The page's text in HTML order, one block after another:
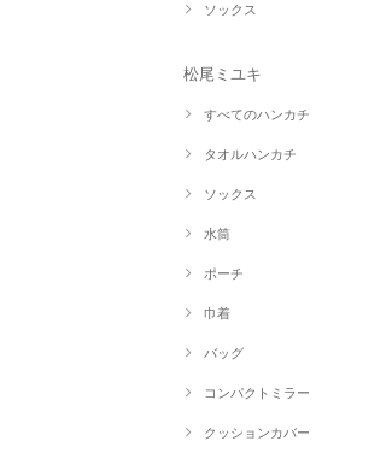
ソックス
松尾ミユキ
すべてのハンカチ
タオルハンカチ
ソックス
水筒
ポーチ
巾着
バッグ
コンパクトミラー
クッションカバー